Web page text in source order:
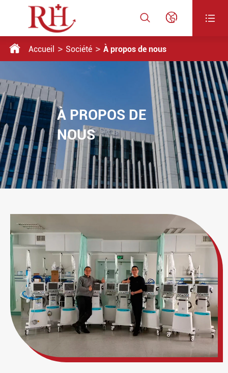
  
 Accueil Société À propos de nous
À PROPOS DE
NOUS